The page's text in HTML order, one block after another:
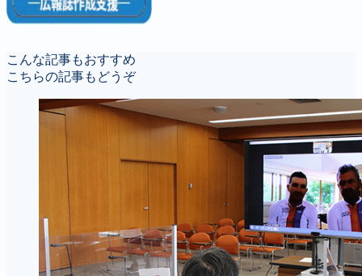
こんな記事もおすすめ
こちらの記事もどうぞ